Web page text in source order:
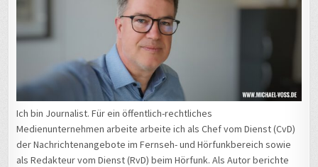
Ich bin Journalist. Für ein öffentlich-rechtliches
Medienunternehmen arbeite arbeite ich als Chef vom Dienst (CvD)
der Nachrichtenangebote im Fernseh- und Hörfunkbereich sowie
als Redakteur vom Dienst (RvD) beim Hörfunk. Als Autor berichte